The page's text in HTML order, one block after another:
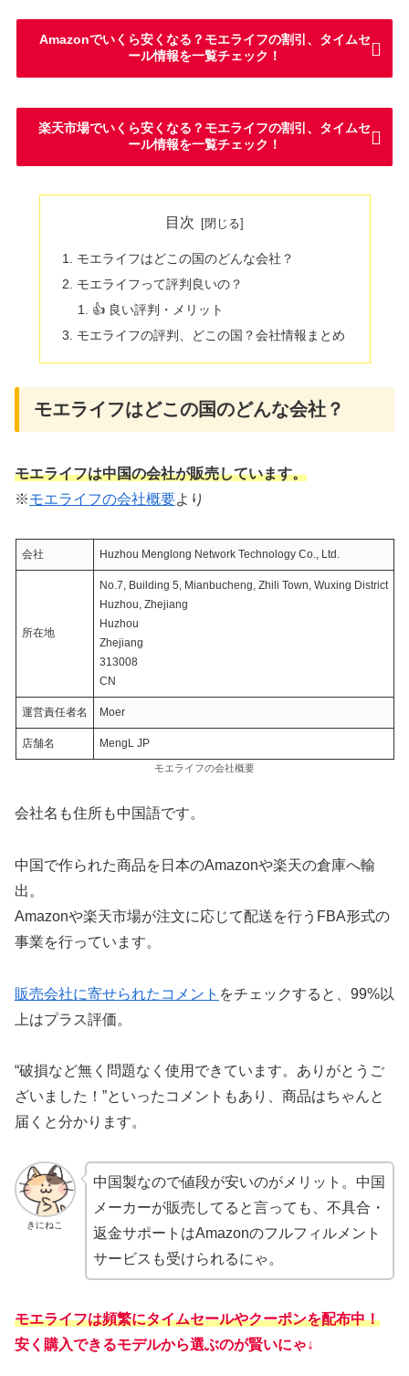
Amazonでいくら安くなる？モエライフの割引、タイムセ
ール情報を一覧チェック！
楽天市場でいくら安くなる？モエライフの割引、タイムセ
ール情報を一覧チェック！
目次
モエライフはどこの国のどんな会社？
モエライフって評判良いの？
👍 良い評判・メリット
モエライフの評判、どこの国？会社情報まとめ
モエライフはどこの国のどんな会社？
モエライフは中国の会社が販売しています。
※モエライフの会社概要より
会社 Huzhou Menglong Network Technology Co., Ltd.
所在地
No.7, Building 5, Mianbucheng, Zhili Town, Wuxing District
Huzhou, Zhejiang
Huzhou
Zhejiang
313008
CN
運営責任者名 Moer
店舗名 MengL JP
モエライフの会社概要
会社名も住所も中国語です。
中国で作られた商品を日本のAmazonや楽天の倉庫へ輸
出。
Amazonや楽天市場が注文に応じて配送を行うFBA形式の
事業を行っています。
販売会社に寄せられたコメント をチェックすると、99%以
上はプラス評価。
“破損など無く問題なく使用できています。ありがとうご
ざいました！”といったコメントもあり、商品はちゃんと
届くと分かります。
きにねこ
中国製なので値段が安いのがメリット。中国
メーカーが販売してると言っても、不具合・
返金サポートはAmazonのフルフィルメント
サービスも受けられるにゃ。
モエライフは頻繁にタイムセールやクーポンを配布中！
安く購入できるモデルから選ぶのが賢いにゃ↓